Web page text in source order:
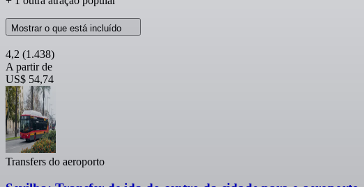
Mostrar o que está incluído
4,2 (1.438)
A partir de
US$ 54,74
Transfers do aeroporto